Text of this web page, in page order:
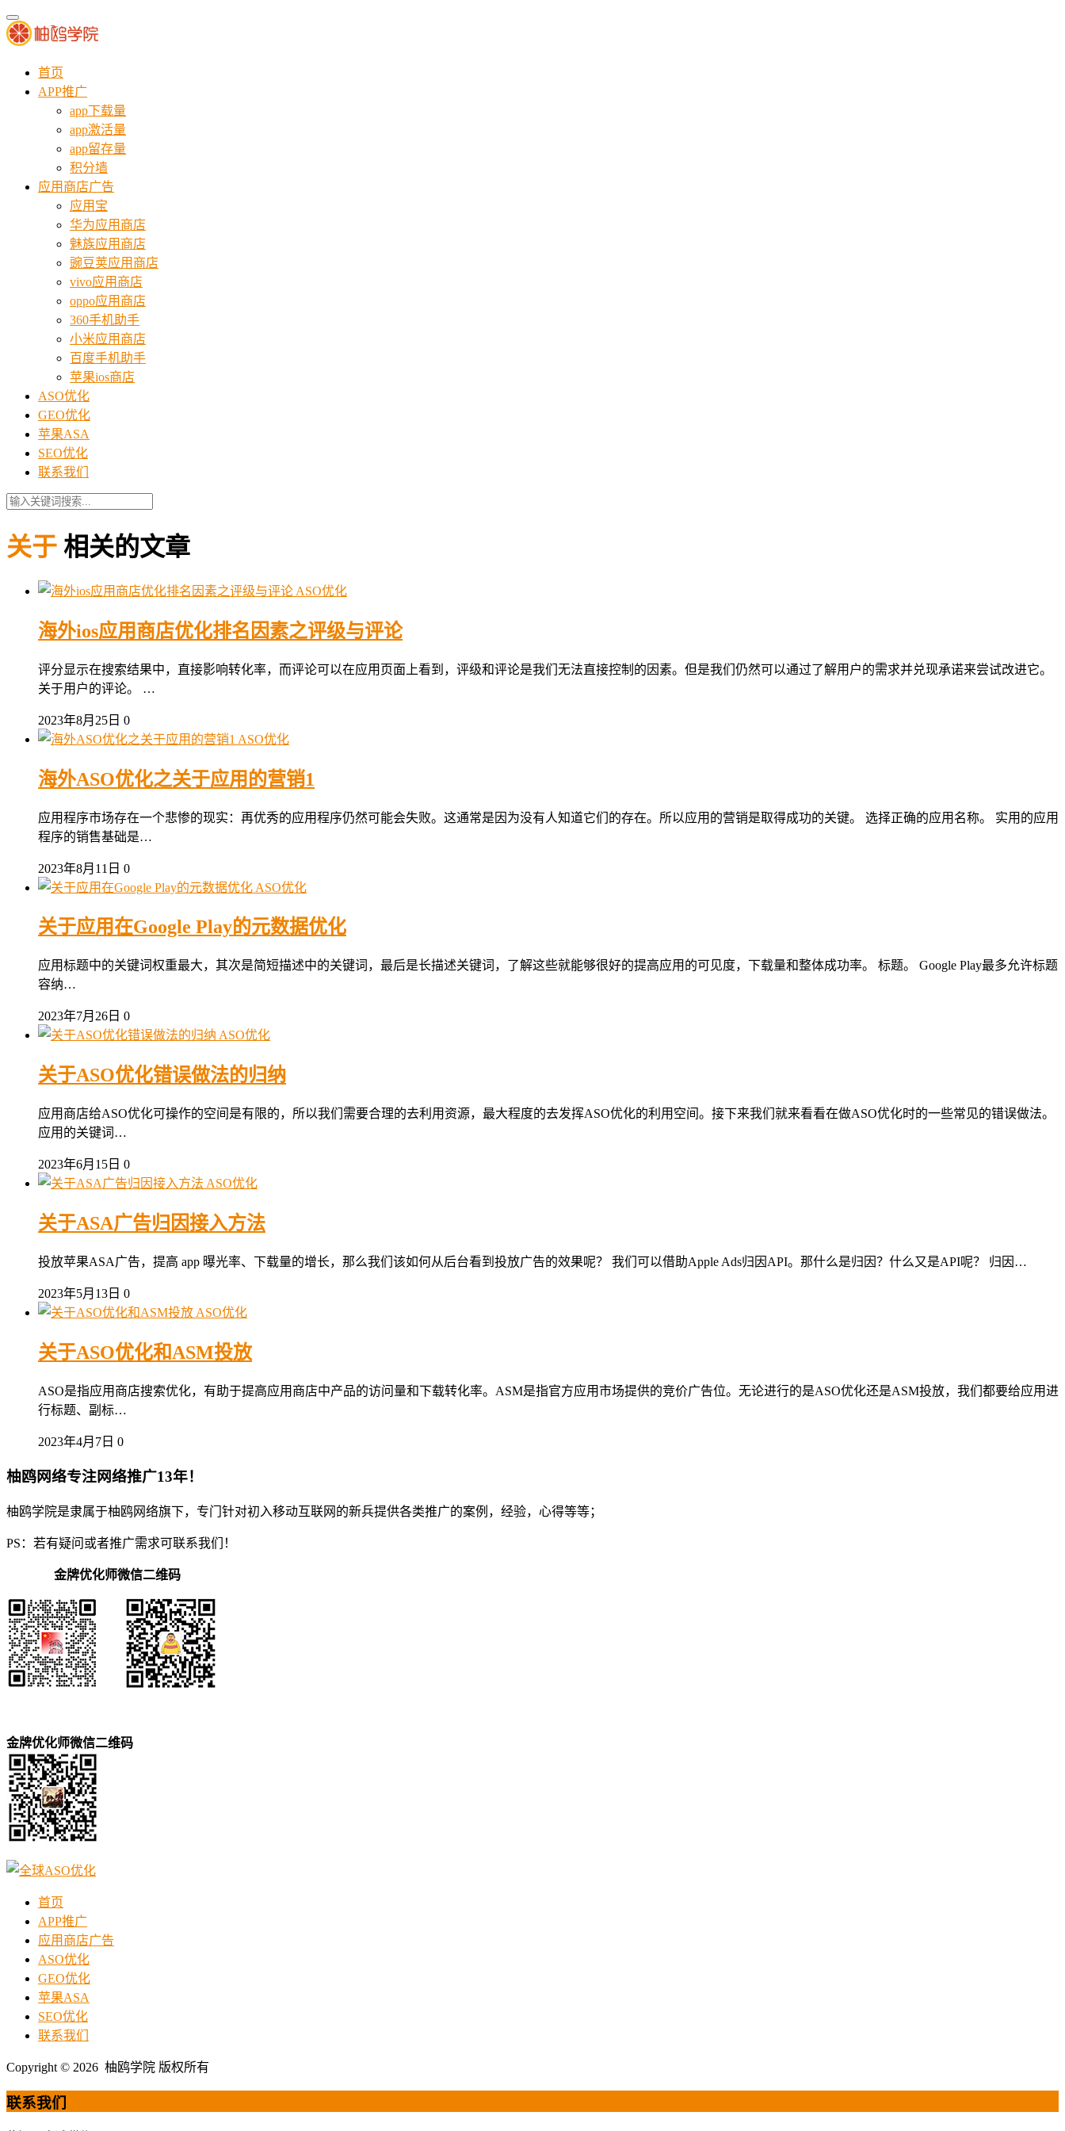
首页
APP推广
app下载量
app激活量
app留存量
积分墙
应用商店广告
应用宝
华为应用商店
魅族应用商店
豌豆荚应用商店
vivo应用商店
oppo应用商店
360手机助手
小米应用商店
百度手机助手
苹果ios商店
ASO优化
GEO优化
苹果ASA
SEO优化
联系我们
关于 相关的文章
ASO优化
海外ios应用商店优化排名因素之评级与评论
评分显示在搜索结果中，直接影响转化率，而评论可以在应用页面上看到，评级和评论是我们无法直接控制的因素。但是我们仍然可以通过了解用户的需求并兑现承诺来尝试改进它。
关于用户的评论。 …
2023年8月25日 0
ASO优化
海外ASO优化之关于应用的营销1
应用程序市场存在一个悲惨的现实：再优秀的应用程序仍然可能会失败。这通常是因为没有人知道它们的存在。所以应用的营销是取得成功的关键。 选择正确的应用名称。 实用的应用
程序的销售基础是…
2023年8月11日 0
ASO优化
关于应用在Google Play的元数据优化
应用标题中的关键词权重最大，其次是简短描述中的关键词，最后是长描述关键词，了解这些就能够很好的提高应用的可见度，下载量和整体成功率。 标题。 Google Play最多允许标题
容纳…
2023年7月26日 0
ASO优化
关于ASO优化错误做法的归纳
应用商店给ASO优化可操作的空间是有限的，所以我们需要合理的去利用资源，最大程度的去发挥ASO优化的利用空间。接下来我们就来看看在做ASO优化时的一些常见的错误做法。
应用的关键词…
2023年6月15日 0
ASO优化
关于ASA广告归因接入方法
投放苹果ASA广告，提高 app 曝光率、下载量的增长，那么我们该如何从后台看到投放广告的效果呢？ 我们可以借助Apple Ads归因API。那什么是归因？什么又是API呢？ 归因…
2023年5月13日 0
ASO优化
关于ASO优化和ASM投放
ASO是指应用商店搜索优化，有助于提高应用商店中产品的访问量和下载转化率。ASM是指官方应用市场提供的竞价广告位。无论进行的是ASO优化还是ASM投放，我们都要给应用进
行标题、副标…
2023年4月7日 0
柚鸥网络专注网络推广13年！
柚鸥学院是隶属于柚鸥网络旗下，专门针对初入移动互联网的新兵提供各类推广的案例，经验，心得等等；
PS：若有疑问或者推广需求可联系我们！
金牌优化师微信二维码
金牌优化师微信二维码
首页
APP推广
应用商店广告
ASO优化
GEO优化
苹果ASA
SEO优化
联系我们
Copyright © 2026 柚鸥学院 版权所有
联系我们